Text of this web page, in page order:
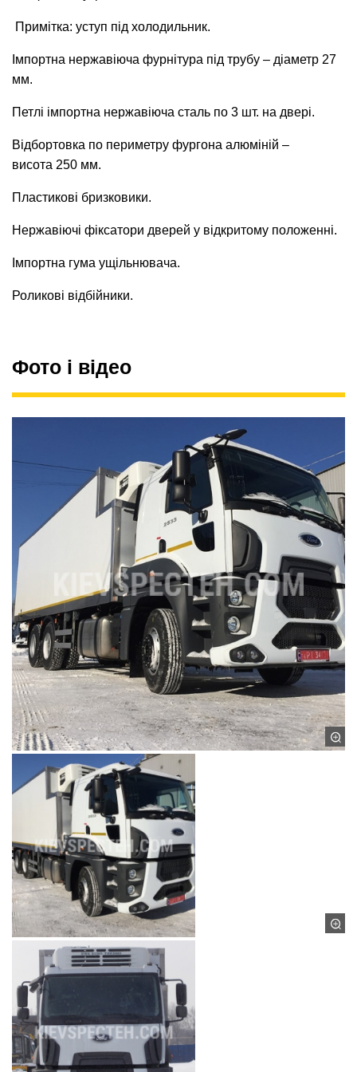
Примітка: уступ під холодильник.
Імпортна нержавіюча фурнітура під трубу – діаметр 27
мм.
Петлі імпортна нержавіюча сталь по 3 шт. на двері.
Відбортовка по периметру фургона алюміній –
висота 250 мм.
Пластикові бризковики.
Нержавіючі фіксатори дверей у відкритому положенні.
Імпортна гума ущільнювача.
Роликові відбійники.
Фото і відео